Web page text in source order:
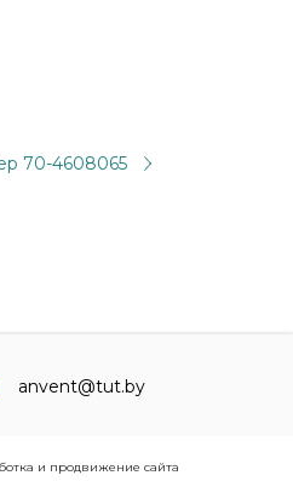
70-4608065
anvent@tut.by
и продвижение сайта